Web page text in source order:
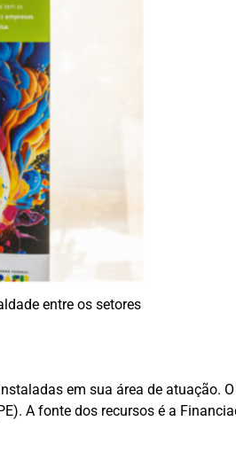
entre os setores
em sua área de atuação.
A fonte dos recursos é a